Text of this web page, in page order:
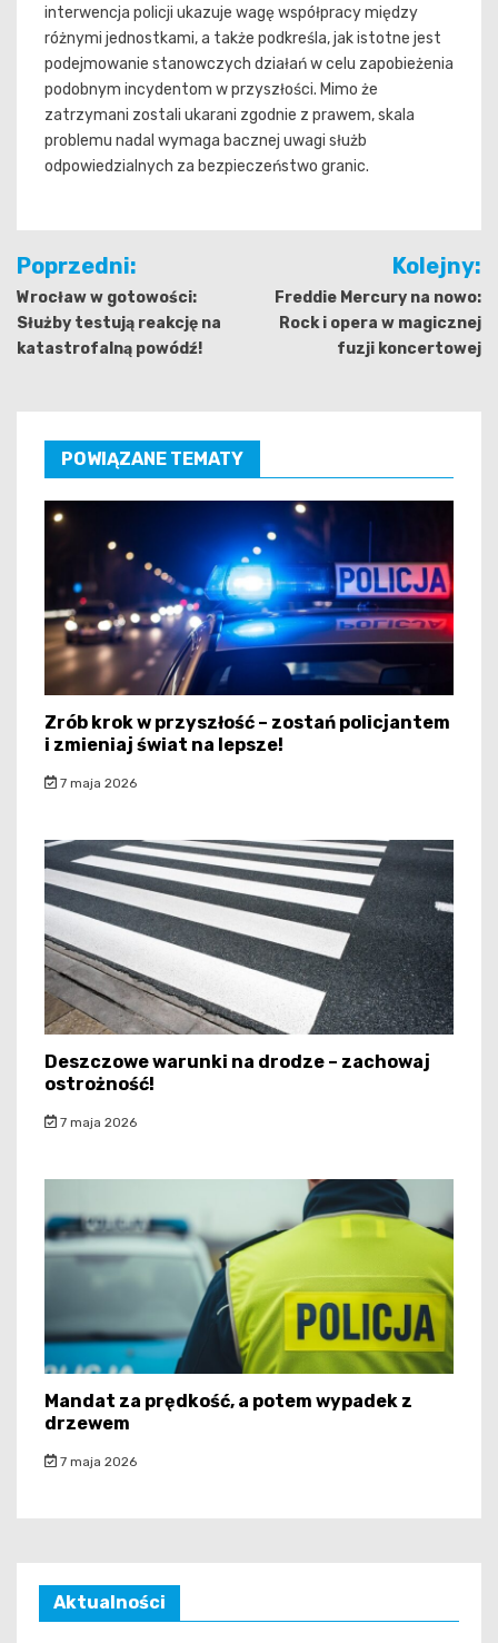
interwencja policji ukazuje wagę współpracy między
różnymi jednostkami, a także podkreśla, jak istotne jest
podejmowanie stanowczych działań w celu zapobieżenia
podobnym incydentom w przyszłości. Mimo że
zatrzymani zostali ukarani zgodnie z prawem, skala
problemu nadal wymaga bacznej uwagi służb
odpowiedzialnych za bezpieczeństwo granic.
Nawigacja
wpisu
Poprzedni:
Wrocław w gotowości:
Służby testują reakcję na
katastrofalną powódź!
Kolejny:
Freddie Mercury na nowo:
Rock i opera w magicznej
fuzji koncertowej
POWIĄZANE TEMATY
Zrób krok w przyszłość – zostań policjantem
i zmieniaj świat na lepsze!
7 maja 2026
Deszczowe warunki na drodze – zachowaj
ostrożność!
7 maja 2026
Mandat za prędkość, a potem wypadek z
drzewem
7 maja 2026
Aktualności